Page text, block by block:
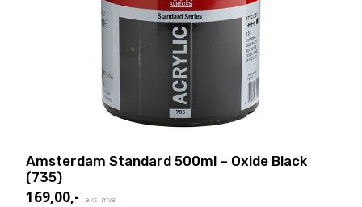
Amsterdam Standard 500ml – Oxide Black
(735)
169,00,- eks. mva.